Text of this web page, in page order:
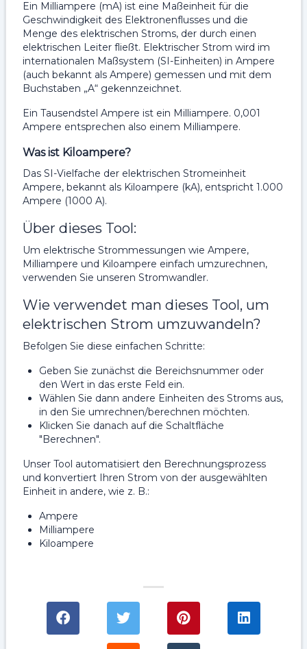
Ein Milliampere (mA) ist eine Maßeinheit für die
Geschwindigkeit des Elektronenflusses und die
Menge des elektrischen Stroms, der durch einen
elektrischen Leiter fließt. Elektrischer Strom wird im
internationalen Maßsystem (SI-Einheiten) in Ampere
(auch bekannt als Ampere) gemessen und mit dem
Buchstaben „A“ gekennzeichnet.
Ein Tausendstel Ampere ist ein Milliampere. 0,001
Ampere entsprechen also einem Milliampere.
Was ist Kiloampere?
Das SI-Vielfache der elektrischen Stromeinheit
Ampere, bekannt als Kiloampere (kA), entspricht 1.000
Ampere (1000 A).
Über dieses Tool:
Um elektrische Strommessungen wie Ampere,
Milliampere und Kiloampere einfach umzurechnen,
verwenden Sie unseren Stromwandler.
Wie verwendet man dieses Tool, um
elektrischen Strom umzuwandeln?
Befolgen Sie diese einfachen Schritte:
Geben Sie zunächst die Bereichsnummer oder
den Wert in das erste Feld ein.
Wählen Sie dann andere Einheiten des Stroms aus,
in den Sie umrechnen/berechnen möchten.
Klicken Sie danach auf die Schaltfläche
"Berechnen".
Unser Tool automatisiert den Berechnungsprozess
und konvertiert Ihren Strom von der ausgewählten
Einheit in andere, wie z. B.:
Ampere
Milliampere
Kiloampere